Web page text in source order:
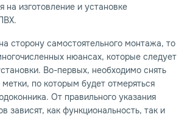
на изготовление и установке
сторону самостоятельного монтажа, то
нюансах, которые следует
Во-первых, необходимо снять
по которым будет отмеряться
От правильного указания
зависят, как функциональность, так и